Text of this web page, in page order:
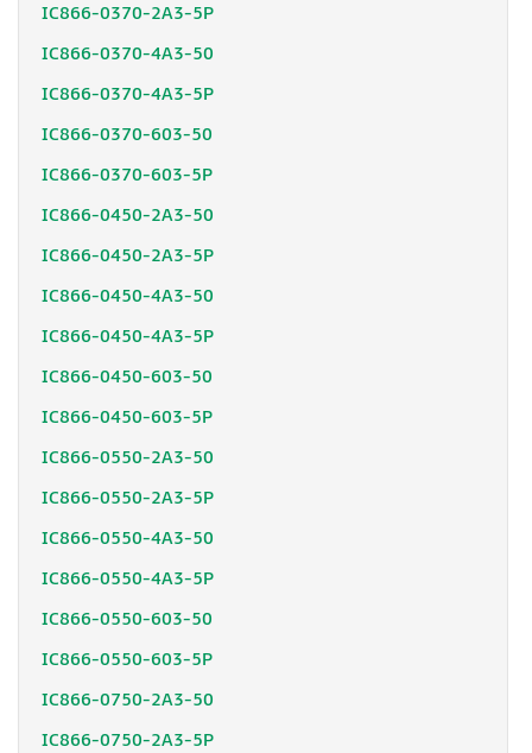
IC866-0370-2A3-5P
IC866-0370-4A3-50
IC866-0370-4A3-5P
IC866-0370-603-50
IC866-0370-603-5P
IC866-0450-2A3-50
IC866-0450-2A3-5P
IC866-0450-4A3-50
IC866-0450-4A3-5P
IC866-0450-603-50
IC866-0450-603-5P
IC866-0550-2A3-50
IC866-0550-2A3-5P
IC866-0550-4A3-50
IC866-0550-4A3-5P
IC866-0550-603-50
IC866-0550-603-5P
IC866-0750-2A3-50
IC866-0750-2A3-5P